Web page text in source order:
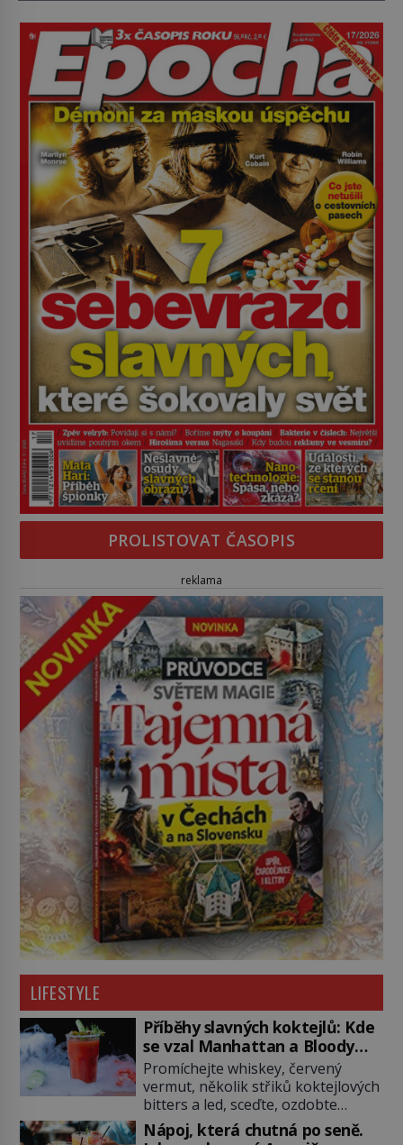
PROLISTOVAT ČASOPIS
reklama
LIFESTYLE
Příběhy slavných koktejlů: Kde
se vzal Manhattan a Bloody
Mary?
Promíchejte whiskey, červený
vermut, několik střiků koktejlových
bitters a led, sceďte, ozdobte
koktejlovou třešinkou a tadá…
Manhattan je tu! A pokud to má být
Nápoj, která chutná po seně.